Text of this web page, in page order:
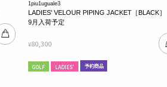
1piu1uguale3
LADIES' VELOUR PIPING JACKET［BLACK］
9月入荷予定
¥80,300
GOLF LADIES' 予約商品